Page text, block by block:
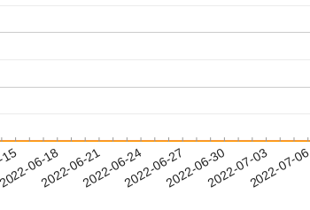
06-18
2022-06-212022-06-242022-06-272022-06-302022-07-032022-07-06